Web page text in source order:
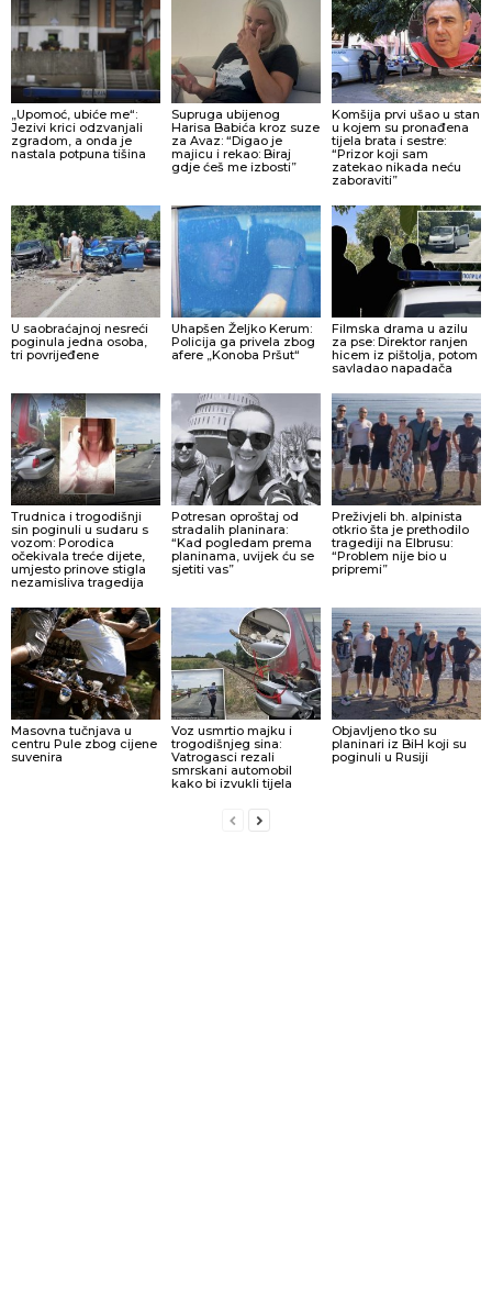
„Upomoć, ubiće me“:
Jezivi krici odzvanjali
zgradom, a onda je
nastala potpuna tišina
Supruga ubijenog
Harisa Babića kroz suze
za Avaz: “Digao je
majicu i rekao: Biraj
gdje ćeš me izbosti”
Komšija prvi ušao u stan
u kojem su pronađena
tijela brata i sestre:
“Prizor koji sam
zatekao nikada neću
zaboraviti”
U saobraćajnoj nesreći
poginula jedna osoba,
tri povrijeđene
Uhapšen Željko Kerum:
Policija ga privela zbog
afere „Konoba Pršut“
Filmska drama u azilu
za pse: Direktor ranjen
hicem iz pištolja, potom
savladao napadača
Trudnica i trogodišnji
sin poginuli u sudaru s
vozom: Porodica
očekivala treće dijete,
umjesto prinove stigla
nezamisliva tragedija
Potresan oproštaj od
stradalih planinara:
“Kad pogledam prema
planinama, uvijek ću se
sjetiti vas”
Preživjeli bh. alpinista
otkrio šta je prethodilo
tragediji na Elbrusu:
“Problem nije bio u
pripremi”
Masovna tučnjava u
centru Pule zbog cijene
suvenira
Voz usmrtio majku i
trogodišnjeg sina:
Vatrogasci rezali
smrskani automobil
kako bi izvukli tijela
Objavljeno tko su
planinari iz BiH koji su
poginuli u Rusiji